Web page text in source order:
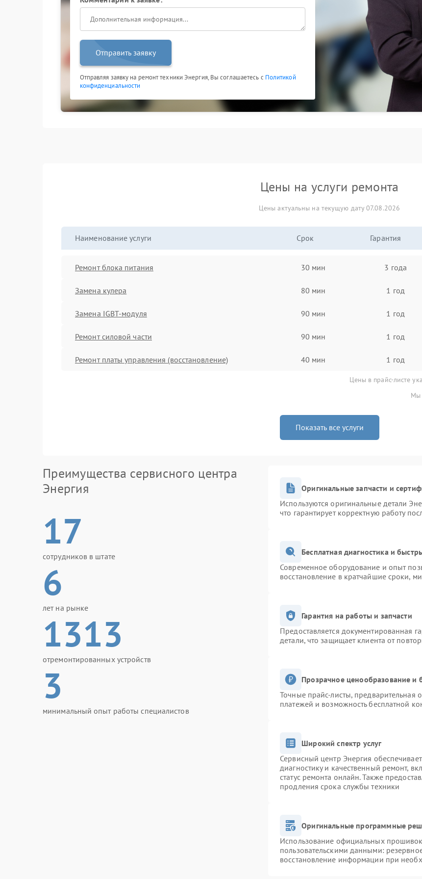
Отправить заявку
Отправляя заявку на ремонт техники Энергия, Вы соглашаетесь с Политикой
конфиденциальности
Цены на услуги ремонта
Цены актуальны на текущую дату 07.08.2026
Наименование услуги Срок Гарантия
Ремонт блока питания 30 мин 3 года
Замена кулера 80 мин 1 год
Замена IGBT-модуля 90 мин 1 год
Ремонт силовой части 90 мин 1 год
Ремонт платы управления (восстановление) 40 мин 1 год
Цены в прайс-листе
Мы
Показать все услуги
Преимущества сервисного центра
Энергия
17
сотрудников в штате
6
лет на рынке
1313
отремонтированных устройств
3
минимальный опыт работы специалистов
Оригинальные запчасти и
Используются оригинальные детали
что гарантирует корректную работу
Бесплатная диагностика и
Современное оборудование и опыт
восстановление в кратчайшие сроки,
Гарантия на работы и запчасти
Предоставляется документированная
детали, что защищает клиента от
Прозрачное ценообразование и
Точные прайс-листы, предварительная
платежей и возможность бесплатной
Широкий спектр услуг
Сервисный центр Энергия
диагностику и качественный ремонт,
статус ремонта онлайн. Также
продления срока службы техники
Оригинальные программные
Использование официальных прошивок
пользовательскими данными:
восстановление информации при